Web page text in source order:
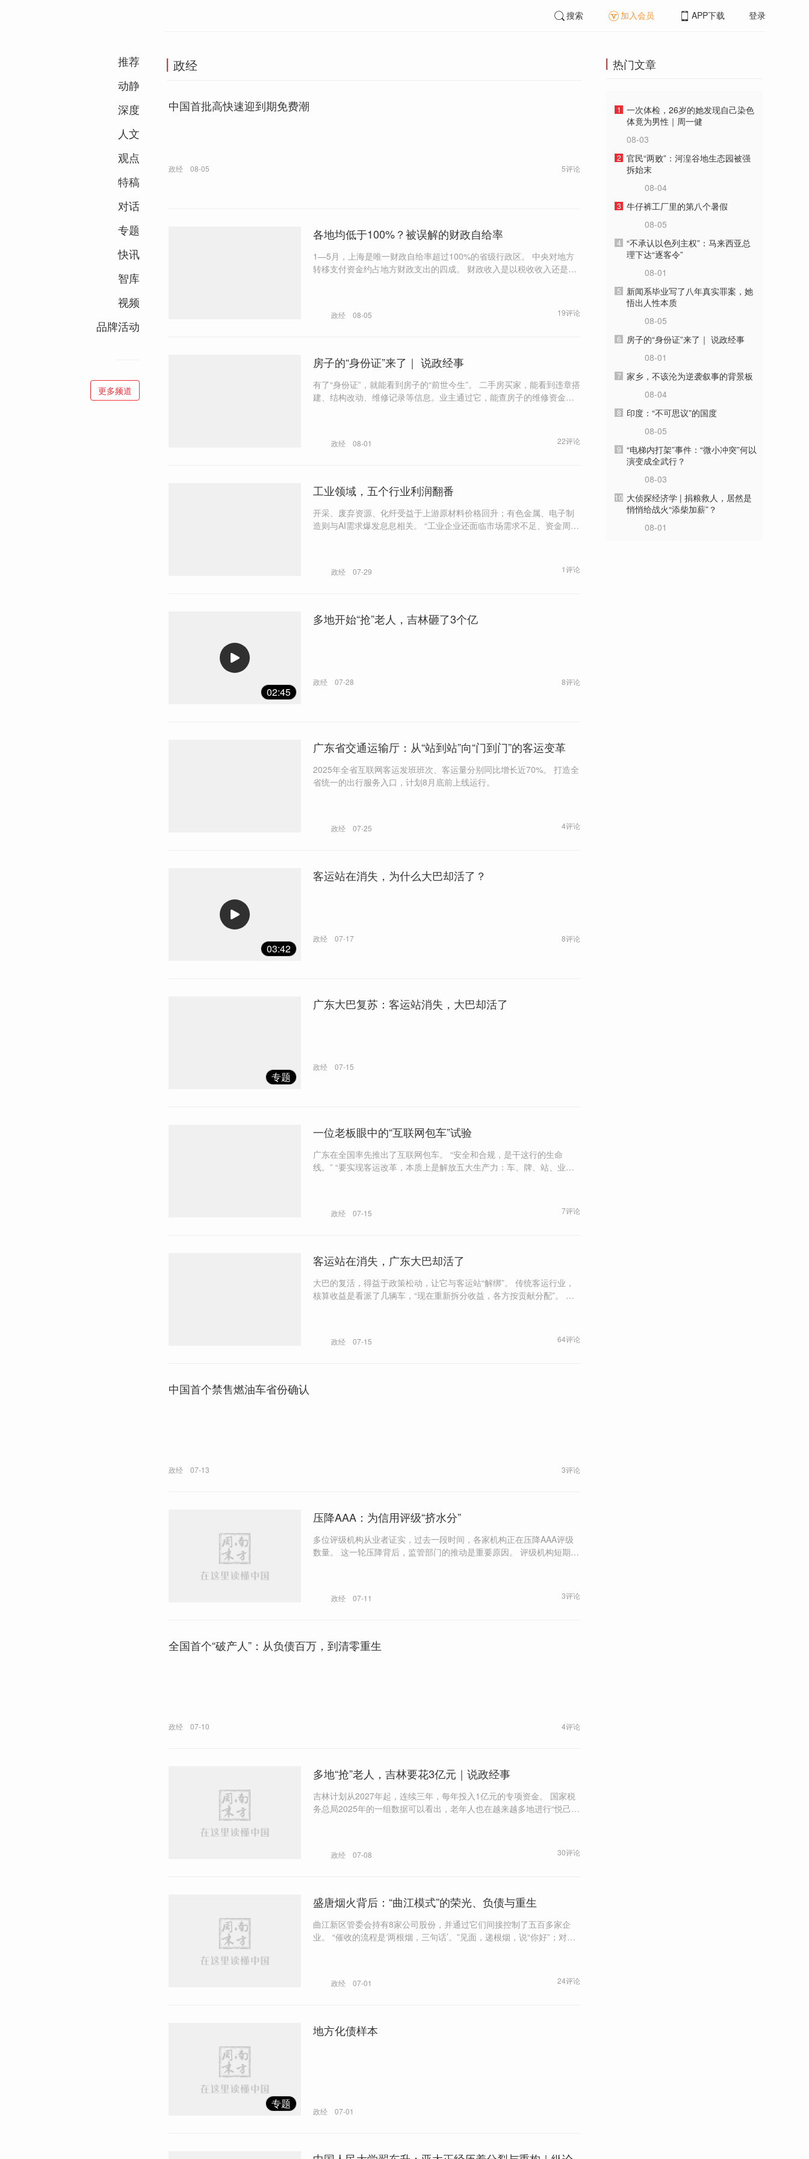
推荐
动静
深度
人文
观点
特稿
对话
专题
快讯
智库
视频
品牌活动
更多频道
搜索 加入会员 APP下载 登录
政经
中国首批高快速迎到期免费潮
政经 08-05 5评论
各地均低于100%？被误解的财政自给率
1—5月，上海是唯一财政自给率超过100%的省级行政区。 中央对地方
转移支付资金约占地方财政支出的四成。 财政收入是以税收收入还是非
政经 08-05 19评论
房子的“身份证”来了｜ 说政经事
有了“身份证”，就能看到房子的“前世今生”。 二手房买家，能看到违章搭
建、结构改动、维修记录等信息。业主通过它，能查房子的维修资金、
政经 08-01 22评论
工业领域，五个行业利润翻番
开采、废弃资源、化纤受益于上游原材料价格回升；有色金属、电子制
造则与AI需求爆发息息相关。 “工业企业还面临市场需求不足、资金周转
政经 07-29 1评论
02:45
多地开始“抢”老人，吉林砸了3个亿
政经 07-28 8评论
广东省交通运输厅：从“站到站”向“门到门”的客运变革
2025年全省互联网客运发班班次、客运量分别同比增长近70%。 打造全
省统一的出行服务入口，计划8月底前上线运行。
政经 07-25 4评论
03:42
客运站在消失，为什么大巴却活了？
政经 07-17 8评论
专题
广东大巴复苏：客运站消失，大巴却活了
政经 07-15
一位老板眼中的“互联网包车”试验
广东在全国率先推出了互联网包车。 “安全和合规，是干这行的生命
线。” “要实现客运改革，本质上是解放五大生产力：车、牌、站、业务
政经 07-15 7评论
客运站在消失，广东大巴却活了
大巴的复活，得益于政策松动，让它与客运站“解绑”。 传统客运行业，
核算收益是看派了几辆车，“现在重新拆分收益，各方按贡献分配”。 深
政经 07-15 64评论
中国首个禁售燃油车省份确认
政经 07-13 3评论
压降AAA：为信用评级“挤水分”
多位评级机构从业者证实，过去一段时间，各家机构正在压降AAA评级
数量。 这一轮压降背后，监管部门的推动是重要原因。 评级机构短期内
政经 07-11 3评论
全国首个“破产人”：从负债百万，到清零重生
政经 07-10 4评论
多地“抢”老人，吉林要花3亿元｜说政经事
吉林计划从2027年起，连续三年，每年投入1亿元的专项资金。 国家税
务总局2025年的一组数据可以看出，老年人也在越来越多地进行“悦己”
政经 07-08 30评论
盛唐烟火背后：“曲江模式”的荣光、负债与重生
曲江新区管委会持有8家公司股份，并通过它们间接控制了五百多家企
业。 “催收的流程是‘两根烟，三句话’。”见面，递根烟，说“你好”；对方
政经 07-01 24评论
专题
地方化债样本
政经 07-01
热门文章
1
一次体检，26岁的她发现自己染色
体竟为男性｜周一健
08-03
2 官民“两败”：河湟谷地生态园被强
拆始末
08-04
3 牛仔裤工厂里的第八个暑假
08-05
4 “不承认以色列主权”：马来西亚总
理下达“逐客令”
08-01
5
新闻系毕业写了八年真实罪案，她
悟出人性本质
08-05
6
房子的“身份证”来了｜ 说政经事
08-01
7 家乡，不该沦为逆袭叙事的背景板
08-04
8
印度：“不可思议”的国度
08-05
9 “电梯内打架”事件：“微小冲突”何以
演变成全武行？
08-03
10 大侦探经济学 | 捐粮救人，居然是
悄悄给战火“添柴加薪”？
08-01